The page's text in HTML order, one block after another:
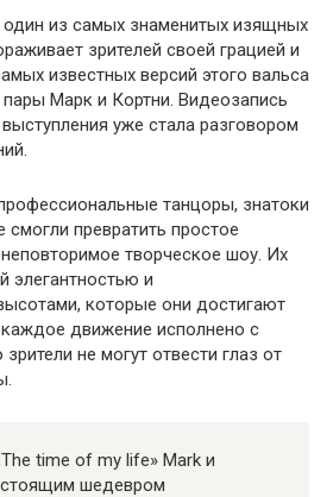
один из самых знаменитых изящных
зрителей своей грацией и
известных версий этого вальса
пары Марк и Кортни. Видеозапись
уже стала разговором
танцоры, знатоки
превратить простое
творческое шоу. Их
элегантностью и
которые они достигают
движение исполнено с
не могут отвести глаз от
time of my life» Mark и
шедевром